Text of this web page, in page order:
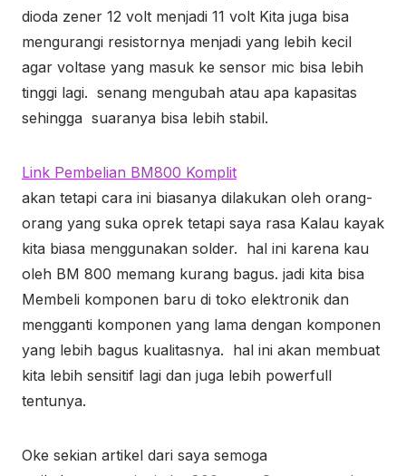
dioda zener 12 volt menjadi 11 volt Kita juga bisa
mengurangi resistornya menjadi yang lebih kecil
agar voltase yang masuk ke sensor mic bisa lebih
tinggi lagi. senang mengubah atau apa kapasitas
sehingga suaranya bisa lebih stabil.
Link Pembelian BM800 Komplit
akan tetapi cara ini biasanya dilakukan oleh orang-
orang yang suka oprek tetapi saya rasa Kalau kayak
kita biasa menggunakan solder. hal ini karena kau
oleh BM 800 memang kurang bagus. jadi kita bisa
Membeli komponen baru di toko elektronik dan
mengganti komponen yang lama dengan komponen
yang lebih bagus kualitasnya. hal ini akan membuat
kita lebih sensitif lagi dan juga lebih powerfull
tentunya.
Oke sekian artikel dari saya semoga